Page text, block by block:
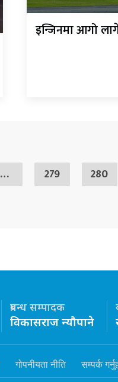
इन्जिनमा आगो
… 279 280
प्रबन्ध सम्पादक
विकासराज न्यौपाने
गोपनीयता नीति सम्पर्क